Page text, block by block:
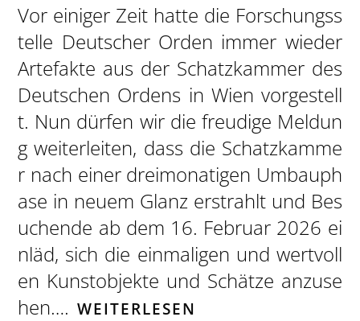
Vor einiger Zeit hatte die Forschungss
telle Deutscher Orden immer wieder
Artefakte aus der Schatzkammer des
Deutschen Ordens in Wien vorgestell
t. Nun dürfen wir die freudige Meldun
g weiterleiten, dass die Schatzkamme
r nach einer dreimonatigen Umbauph
ase in neuem Glanz erstrahlt und Bes
uchende ab dem 16. Februar 2026 ei
nläd, sich die einmaligen und wertvoll
en Kunstobjekte und Schätze anzuse
hen…. WEITERLESEN